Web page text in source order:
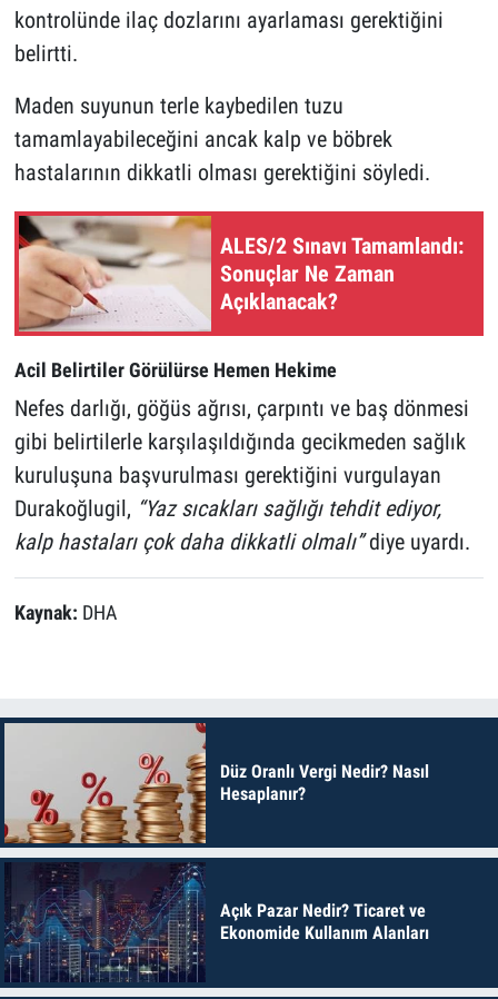
kontrolünde ilaç dozlarını ayarlaması gerektiğini
belirtti.
Maden suyunun terle kaybedilen tuzu
tamamlayabileceğini ancak kalp ve böbrek
hastalarının dikkatli olması gerektiğini söyledi.
ALES/2 Sınavı Tamamlandı:
Sonuçlar Ne Zaman
Açıklanacak?
Acil Belirtiler Görülürse Hemen Hekime
Nefes darlığı, göğüs ağrısı, çarpıntı ve baş dönmesi
gibi belirtilerle karşılaşıldığında gecikmeden sağlık
kuruluşuna başvurulması gerektiğini vurgulayan
Durakoğlugil, “Yaz sıcakları sağlığı tehdit ediyor,
kalp hastaları çok daha dikkatli olmalı”diye uyardı.
Kaynak: DHA
Düz Oranlı Vergi Nedir? Nasıl
Hesaplanır?
Açık Pazar Nedir? Ticaret ve
Ekonomide Kullanım Alanları